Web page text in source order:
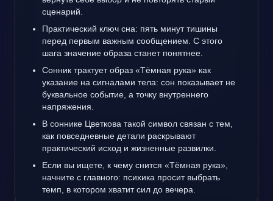
сценарий.
Практический ключ сна: пять минут тишины
перед первым важным сообщением. С этого
шага значение образа станет понятнее.
Сонник трактует образ «Тёмная рука» как
указание на сигналами тела: сон показывает не
буквальное событие, а точку внутреннего
напряжения.
В соннике Цветкова такой символ связан с тем,
как повседневные детали раскрывают
практический исход и жизненные развилки.
Если вы ищете, к чему снится «Тёмная рука»,
начните с главного: психика просит выбрать
темп, в котором хватит сил до вечера.